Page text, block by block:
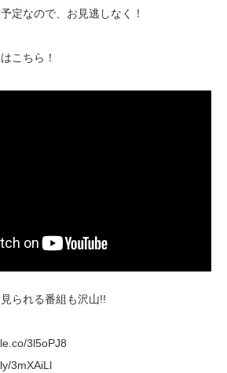
定なので、お見逃しなく！
こちら！
られる番組も沢山!!
3l5oPJ8
3mXAiLl